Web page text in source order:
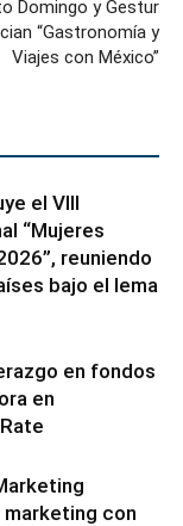
Domingo y Gestur
“Gastronomía y
Viajes con México”
el VIII
“Mujeres
reuniendo
bajo el lema
en fondos
en
marketing con